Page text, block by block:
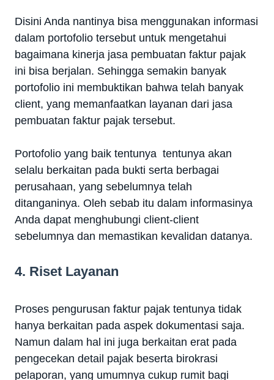
Disini Anda nantinya bisa menggunakan informasi
dalam portofolio tersebut untuk mengetahui
bagaimana kinerja jasa pembuatan faktur pajak
ini bisa berjalan. Sehingga semakin banyak
portofolio ini membuktikan bahwa telah banyak
client, yang memanfaatkan layanan dari jasa
pembuatan faktur pajak tersebut.
Portofolio yang baik tentunya tentunya akan
selalu berkaitan pada bukti serta berbagai
perusahaan, yang sebelumnya telah
ditanganinya. Oleh sebab itu dalam informasinya
Anda dapat menghubungi client-client
sebelumnya dan memastikan kevalidan datanya.
4. Riset Layanan
Proses pengurusan faktur pajak tentunya tidak
hanya berkaitan pada aspek dokumentasi saja.
Namun dalam hal ini juga berkaitan erat pada
pengecekan detail pajak beserta birokrasi
pelaporan, yang umumnya cukup rumit bagi